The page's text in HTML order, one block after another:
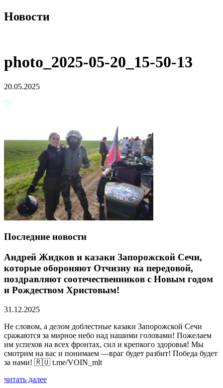
Новости
photo_2025-05-20_15-50-13
20.05.2025
Последние новости
Андрей Жидков и казаки Запорожской Сечи,
которые обороняют Отчизну на передовой,
поздравляют соотечественников с Новым годом
и Рождеством Христовым!
31.12.2025
Не словом, а делом доблестные казаки Запорожской Сечи
сражаются за мирное небо над нашими головами! Пожелаем
им успехов на всех фронтах, сил и крепкого здоровья! Мы
смотрим на вас и понимаем —враг будет разбит! Победа будет
за нами! 🇷🇺 t.me/VOIN_mlt
читать далее